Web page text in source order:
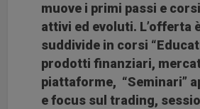
muove i primi passi e
attivi ed evoluti. L’offerta
suddivide in corsi “
prodotti finanziari,
piattaforme, “Seminari”
e focus sul trading,